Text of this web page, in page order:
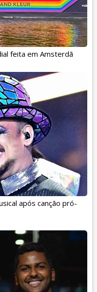
feita em Amsterdã
após canção pró-